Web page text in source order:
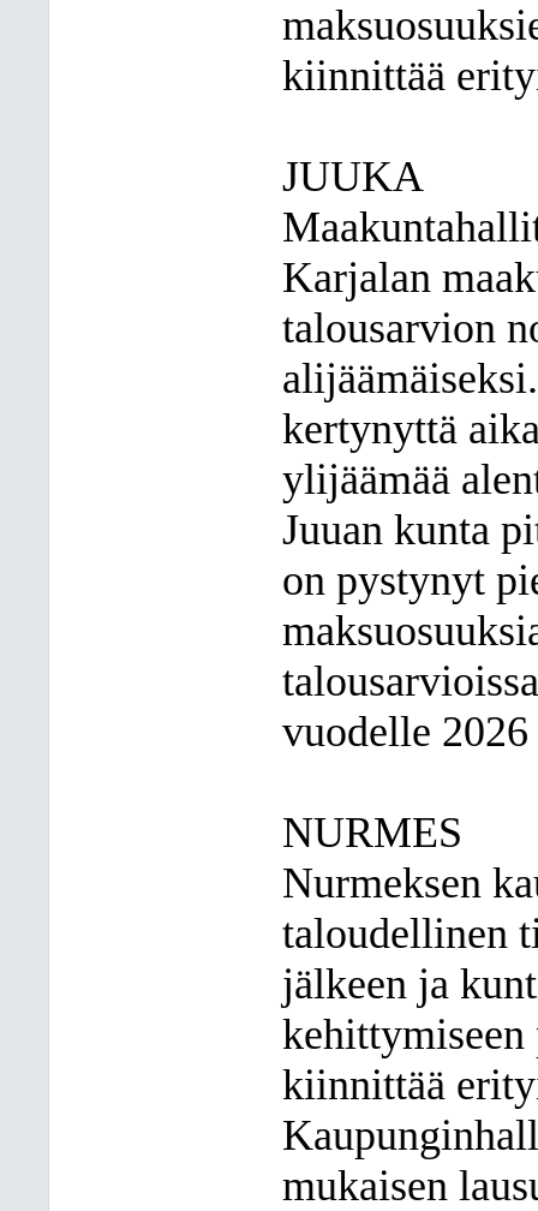
kiinnittää
JUUKA
Karjalan
talousarvion
kertynyttä
ylijäämää
Juuan kunta
on pystynyt
vuodelle
NURMES
Nurmeksen
taloudellinen
jälkeen ja
kehittymiseen
kiinnittää
mukaisen